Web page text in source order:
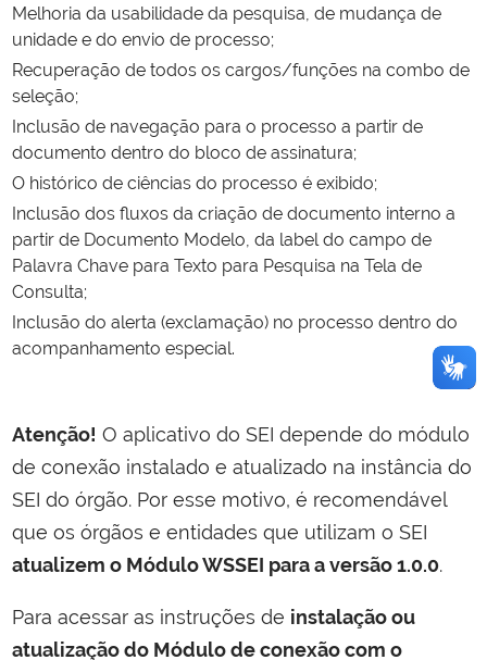
Melhoria da usabilidade da pesquisa, de mudança de
unidade e do envio de processo;
Recuperação de todos os cargos/funções na combo de
seleção;
Inclusão de navegação para o processo a partir de
documento dentro do bloco de assinatura;
O histórico de ciências do processo é exibido;
Inclusão dos fluxos da criação de documento interno a
partir de Documento Modelo, da label do campo de
Palavra Chave para Texto para Pesquisa na Tela de
Consulta;
Inclusão do alerta (exclamação) no processo dentro do
acompanhamento especial. ​
Atenção! O aplicativo do SEI depende do módulo
de conexão instalado e atualizado na instância do
SEI do órgão. Por esse motivo, é recomendável
que os órgãos e entidades que utilizam o SEI
atualizem o Módulo WSSEI para a versão 1.0.0.
Para acessar as instruções de instalação ou
atualização do Módulo de conexão com o